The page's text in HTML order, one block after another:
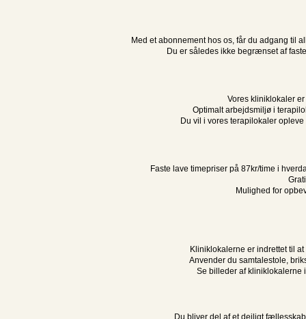
Med et abonnement hos os, får du adgang til
Du er således ikke begrænset af
Vores kliniklokaler
Optimalt arbejdsmiljø i
Du vil i vores terapilokaler
Faste lave timepriser på 87kr/time i
Mulighed for
Kliniklokalerne er indrettet til
Anvender du samtalestole,
Se billeder af kliniklokalerne